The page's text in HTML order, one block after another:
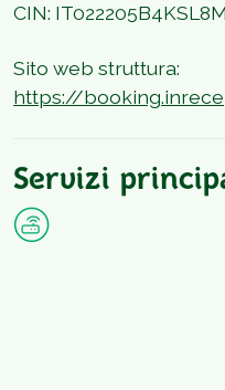
CIN:
Sito web struttura:
https://
Servizi